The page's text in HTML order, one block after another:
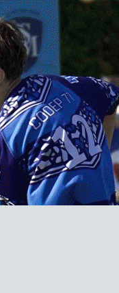
affichées
des 6 Nations
du Rugby